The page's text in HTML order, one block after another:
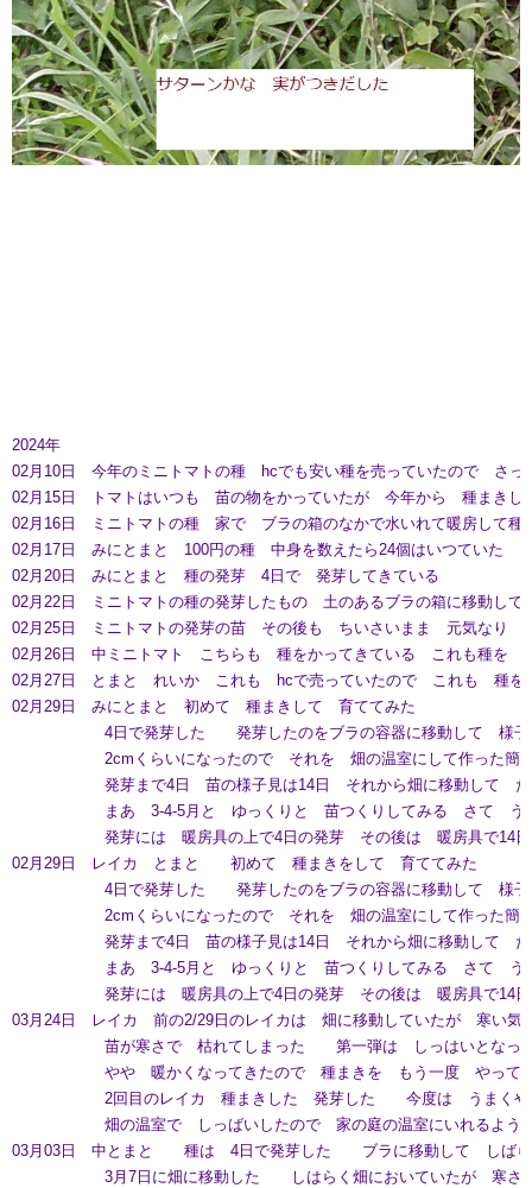
2024年
02月10日 今年のミニトマトの種 hcでも安い種を売っていたので さっ
02月15日 トマトはいつも 苗の物をかっていたが 今年から 種まきし
02月16日 ミニトマトの種 家で ブラの箱のなかで水いれて暖房して種
02月17日 みにとまと 100円の種 中身を数えたら24個はいつていた
02月20日 みにとまと 種の発芽 4日で 発芽してきている
02月22日 ミニトマトの種の発芽したもの 土のあるブラの箱に移動し
02月25日 ミニトマトの発芽の苗 その後も ちいさいまま 元気なり
02月26日 中ミニトマト こちらも 種をかってきている これも種を
02月27日 とまと れいか これも hcで売っていたので これも 種を
02月29日 みにとまと 初めて 種まきして 育ててみた
4日で発芽した 発芽したのをブラの容器に移動して 様子
2cmくらいになったので それを 畑の温室にして作った簡易
発芽まで4日 苗の様子見は14日 それから畑に移動して
まあ 3-4-5月と ゆっくりと 苗つくりしてみる さて うま
発芽には 暖房具の上で4日の発芽 その後は 暖房具で14日
02月29日 レイカ とまと 初めて 種まきをして 育ててみた
4日で発芽した 発芽したのをブラの容器に移動して 様子
2cmくらいになったので それを 畑の温室にして作った簡易
発芽まで4日 苗の様子見は14日 それから畑に移動して
まあ 3-4-5月と ゆっくりと 苗つくりしてみる さて うま
発芽には 暖房具の上で4日の発芽 その後は 暖房具で14日
03月24日 レイカ 前の2/29日のレイカは 畑に移動していたが 寒い気
苗が寒さで 枯れてしまった 第一弾は しっはいとなっ
やや 暖かくなってきたので 種まきを もう一度 やってお
2回目のレイカ 種まきした 発芽した 今度は うまくやっ
畑の温室で しっばいしたので 家の庭の温室にいれるように
03月03日 中とまと 種は 4日で発芽した ブラに移動して しばら
3月7日に畑に移動した しはらく畑においていたが 寒さ